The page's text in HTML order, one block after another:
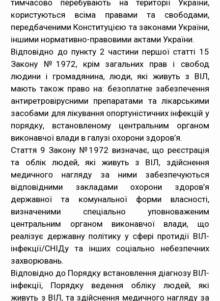
тимчасово перебувають на території України,
користуються всіма правами та свободами,
передбаченими Конституцією та законами України,
іншими нормативно-правовими актами України.
Відповідно до пункту 2 частини першої статті 15
Закону №1972, крім загальних прав і свобод
людини і громадянина, люди, які живуть з ВІЛ,
мають також право на: безоплатне забезпечення
антиретровірусними препаратами та лікарськими
засобами для лікування опортуністичних інфекцій у
порядку, встановленому центральним органом
виконавчої влади в галузі охорони здоров’я.
Стаття 9 Закону №1972 визначає, що реєстрація
та облік людей, які живуть з ВІЛ, здійснення
медичного нагляду за ними забезпечуються
відповідними закладами охорони здоров’я
державної та комунальної форми власності,
визначеними спеціально уповноваженим
центральним органом виконавчої влади, що
реалізує державну політику у сфері протидії ВІЛ-
інфекції/СНІДу та інших соціально небезпечних
захворювань.
Відповідно до Порядку встановлення діагнозу ВІЛ-
інфекції, Порядку ведення обліку людей, які
живуть з ВІЛ, та здійснення медичного нагляду за